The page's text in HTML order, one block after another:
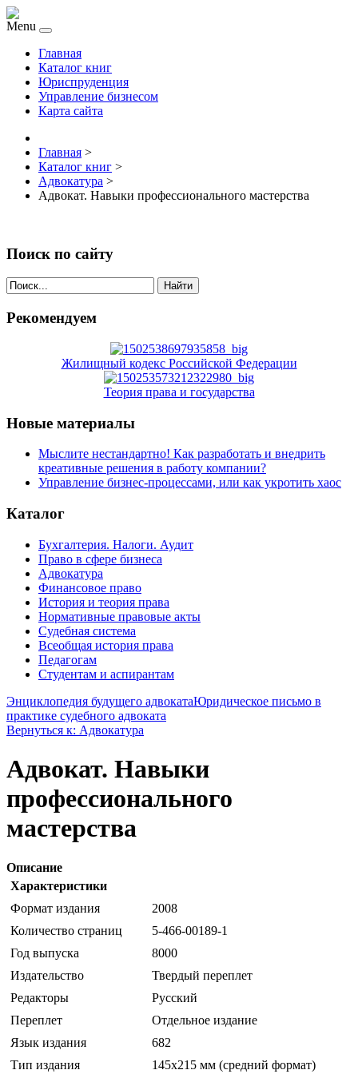
Menu
Главная
Каталог книг
Юриспруденция
Управление бизнесом
Карта сайта
Главная >
Каталог книг >
Адвокатура >
Адвокат. Навыки профессионального мастерства
Поиск по сайту
Найти
Рекомендуем
Жилищный кодекс Российской Федерации
Теория права и государства
Новые материалы
Мыслите нестандартно! Как разработать и внедрить
креативные решения в работу компании?
Управление бизнес-процессами, или как укротить хаос
Каталог
Бухгалтерия. Налоги. Аудит
Право в сфере бизнеса
Адвокатура
Финансовое право
История и теория права
Нормативные правовые акты
Судебная система
Всеобщая история права
Педагогам
Студентам и аспирантам
Энциклопедия будущего адвокатаЮридическое письмо в
практике судебного адвоката
Вернуться к: Адвокатура
Адвокат. Навыки
профессионального
мастерства
Описание
Характеристики
Формат издания
2008
Количество страниц
5-466-00189-1
Год выпуска
8000
Издательство
Твердый переплет
Редакторы
Русский
Переплет
Отдельное издание
Язык издания
682
Тип издания
145х215 мм (средний формат)